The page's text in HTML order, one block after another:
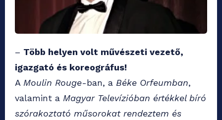
– Több helyen volt művészeti vezető,
igazgató és koreográfus!
A Moulin Rouge-ban, a Béke Orfeumban,
valamint a Magyar Televízióban értékkel bíró
szórakoztató műsorokat rendeztem és